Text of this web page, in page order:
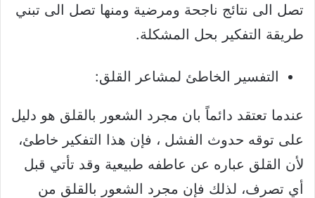
تصل الى نتائج ناجحة ومرضية ومنها تصل الى تبني
طريقة التفكير بحل المشكلة.
التفسير الخاطئ لمشاعر القلق:
عندما تعتقد دائماً بان مجرد الشعور بالقلق هو دليل
على توقه حدوث الفشل ، فإن هذا التفكير خاطئ،
لأن القلق عباره عن عاطفه طبيعية وقد تأتي قبل
أي تصرف، لذلك فإن مجرد الشعور بالقلق من